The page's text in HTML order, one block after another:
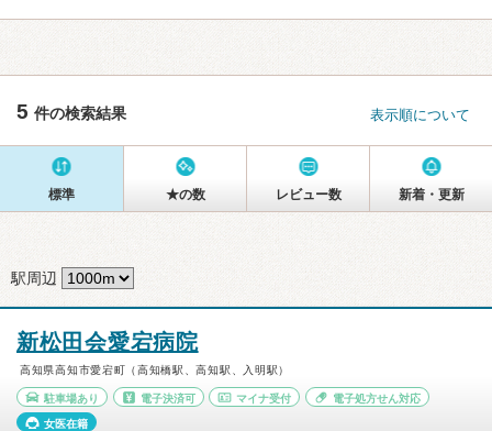
5 件の検索結果 表示順について
標準 ★の数 レビュー数 新着・更新
駅周辺
新松田会愛宕病院
高知県高知市愛宕町（高知橋駅、高知駅、入明駅）
駐車場あり 電子決済可 マイナ受付 電子処方せん対応
女医在籍